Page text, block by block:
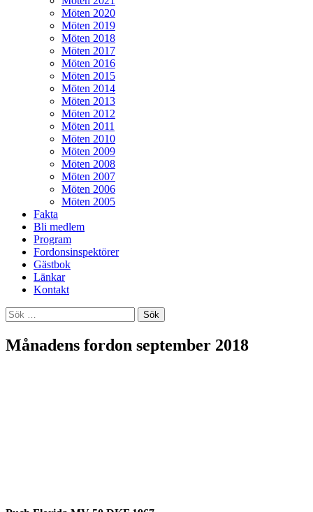
Möten 2020
Möten 2019
Möten 2018
Möten 2017
Möten 2016
Möten 2015
Möten 2014
Möten 2013
Möten 2012
Möten 2011
Möten 2010
Möten 2009
Möten 2008
Möten 2007
Möten 2006
Möten 2005
Fakta
Bli medlem
Program
Fordonsinspektörer
Gästbok
Länkar
Kontakt
Sök
efter:
Månadens fordon september 2018